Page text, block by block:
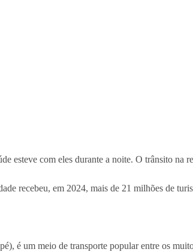
esteve com eles durante a noite. O trânsito na
recebeu, em 2024, mais de 21 milhões de
é um meio de transporte popular entre os